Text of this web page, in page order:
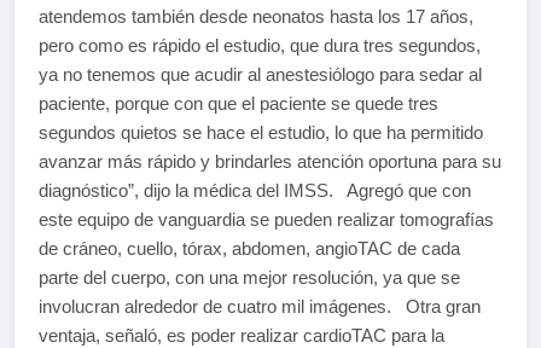
atendemos también desde neonatos hasta los 17 años,
pero como es rápido el estudio, que dura tres segundos,
ya no tenemos que acudir al anestesiólogo para sedar al
paciente, porque con que el paciente se quede tres
segundos quietos se hace el estudio, lo que ha permitido
avanzar más rápido y brindarles atención oportuna para su
diagnóstico”, dijo la médica del IMSS. Agregó que con
este equipo de vanguardia se pueden realizar tomografías
de cráneo, cuello, tórax, abdomen, angioTAC de cada
parte del cuerpo, con una mejor resolución, ya que se
involucran alrededor de cuatro mil imágenes. Otra gran
ventaja, señaló, es poder realizar cardioTAC para la